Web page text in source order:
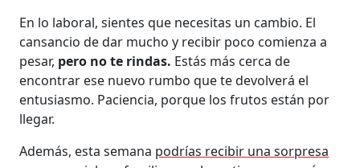
En lo laboral, sientes que necesitas un cambio. El
cansancio de dar mucho y recibir poco comienza a
pesar, pero no te rindas. Estás más cerca de
encontrar ese nuevo rumbo que te devolverá el
entusiasmo. Paciencia, porque los frutos están por
llegar.
Además, esta semana podrías recibir una sorpresa